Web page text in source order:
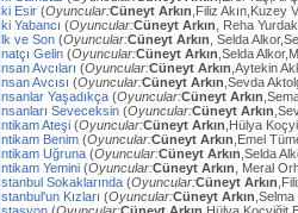
İki Esir (Oyuncular:Cüneyt Arkın ,Filiz Akın,Kuzey
İki Yabancı (Oyuncular:Cüneyt Arkın , Reha
İlk ve Son (Oyuncular:Cüneyt Arkın , Selda
İnatçı Gelin (Oyuncular:Cüneyt Arkın ,Selda
İnsan Avcıları (Oyuncular:Cüneyt Arkın ,Aytekin
İnsan Avcısı (Oyuncular:Cüneyt Arkın ,Sevda
İnsanlar Yaşadıkça (Oyuncular:Cüneyt Arkın
İnsanları Seveceksin (Oyuncular:Cüneyt Arkın
İntikam Ateşi (Oyuncular:Cüneyt Arkın ,Hülya
İntikam Benim (Oyuncular:Cüneyt Arkın ,Emel
İntikam Uğruna (Oyuncular:Cüneyt Arkın ,Selda
İntikam Yemini (Oyuncular:Cüneyt Arkın , Meral
İstanbul Sokaklarında (Oyuncular:Cüneyt Arkın
İstanbul'un Kızları (Oyuncular:Cüneyt Arkın